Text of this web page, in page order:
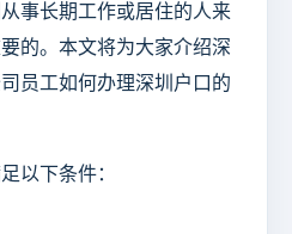
事长期工作或居住的人来
的。本文将为大家介绍深
员工如何办理深圳户口的
以下条件：